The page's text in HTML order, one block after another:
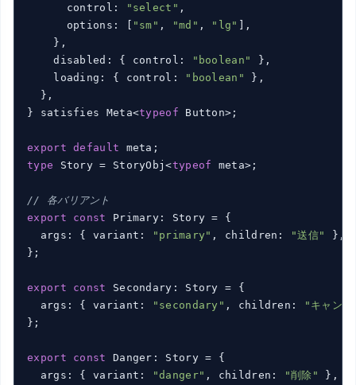
      control:
"select" ,
      options: [
"sm" , "md" , "lg"
],
    },
    disabled: { control:
"boolean"
},
    loading: { control:
"boolean"
},
  },
} satisfies Meta<typeof Button>;
export default
type Story = StoryObj<typeof meta>;
// 各バリアント
export
const
Primary: Story = {
  args: { variant:
"primary" , children: "送信"
},
};
export const
Secondary: Story = {
  args: { variant:
"secondary" , children:
"キャン
};
export const
Danger: Story = {
  args: { variant:
"danger" , children: "削除"
},